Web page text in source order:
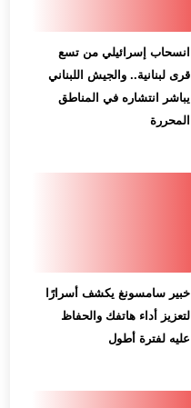
انسحاب إسرائيلي من تسع
قرى لبنانية.. والجيش اللبناني
يباشر انتشاره في المناطق
المحررة
خبير سامسونغ يكشف أسرارًا
لتعزيز أداء هاتفك والحفاظ
عليه لفترة أطول